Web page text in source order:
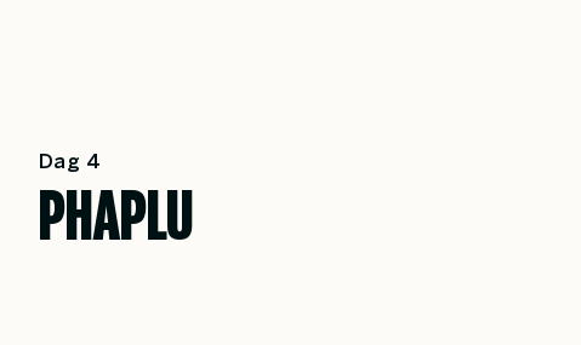
Dag 4
PHAPLU